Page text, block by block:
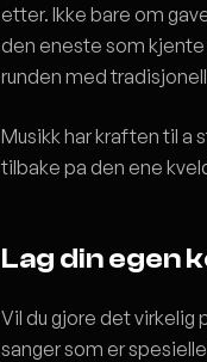
etter. Ikke bare om
den eneste som kjente
runden med
Musikk har kraften til a
tilbake pa den ene
Lag din egen
Vil du gjore det virkelig
sanger som er